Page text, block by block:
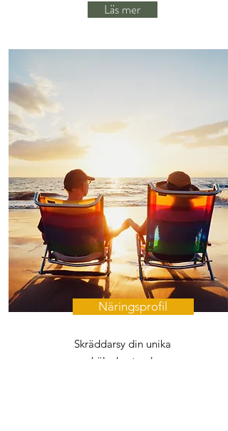
Läs mer
Näringsprofil
Skräddarsy din unika
hälsokostym!